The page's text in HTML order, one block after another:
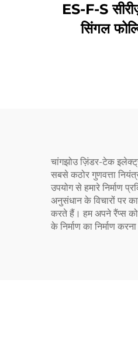
ES-F-S
सिंगल
चांगझोउ ज़िंडर-टेक
सबसे कठोर गुणवत्ता
उपयोग से हमारे निर्माण
अनुसंधान के विचारों पर
करते हैं। हम अपने रैंप्स को
के निर्माण का निर्माण